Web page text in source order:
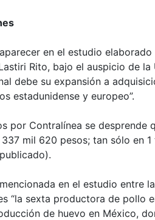
en el estudio
Rito, bajo el auspicio de
debe su expansión a
estadunidense y europeo”.
por Contralínea se desprende
mil 620 pesos; tan sólo en
en el estudio entre
“la sexta productora de pollo
de huevo en México,